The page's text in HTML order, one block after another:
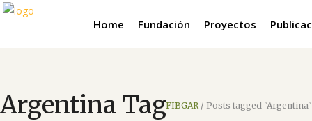
Home Fundación Proyectos
Argentina TagFIBGAR / Posts tagged "Argentina"